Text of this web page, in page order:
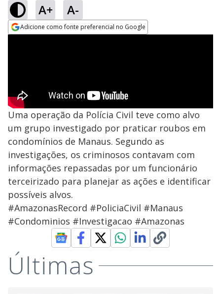
A+ A-
Adicione como fonte preferencial no Google
Uma operação da Polícia Civil teve como alvo
um grupo investigado por praticar roubos em
condomínios de Manaus. Segundo as
investigações, os criminosos contavam com
informações repassadas por um funcionário
terceirizado para planejar as ações e identificar
possíveis alvos.
#AmazonasRecord #PoliciaCivil #Manaus
#Condominios #Investigacao #Amazonas
Últimas